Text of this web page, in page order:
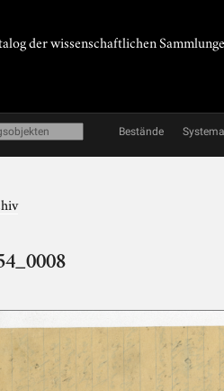
der wissenschaftlichen
Bestände